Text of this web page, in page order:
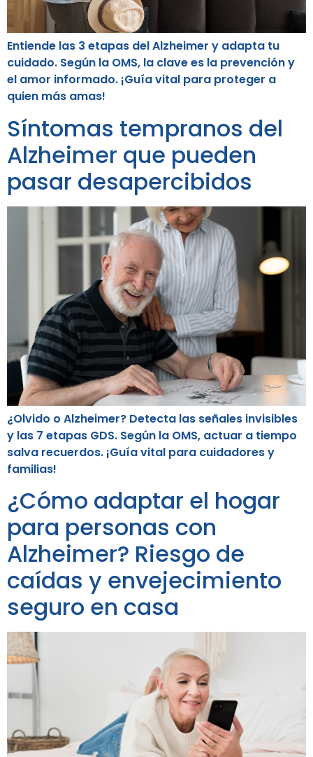
Entiende las 3 etapas del Alzheimer y adapta tu
cuidado. Según la OMS, la clave es la prevención y
el amor informado. ¡Guía vital para proteger a
quien más amas!
Síntomas tempranos del
Alzheimer que pueden
pasar desapercibidos
¿Olvido o Alzheimer? Detecta las señales invisibles
y las 7 etapas GDS. Según la OMS, actuar a tiempo
salva recuerdos. ¡Guía vital para cuidadores y
familias!
¿Cómo adaptar el hogar
para personas con
Alzheimer? Riesgo de
caídas y envejecimiento
seguro en casa